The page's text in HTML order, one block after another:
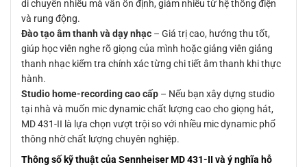
di chuyển nhiều mà vẫn ổn định, giảm nhiễu từ hệ thống điện
và rung động.
Đào tạo âm thanh và dạy nhạc – Giá trị cao, hướng thu tốt,
giúp học viên nghe rõ giọng của mình hoặc giảng viên giảng
thanh nhạc kiểm tra chính xác từng chi tiết âm thanh khi thực
hành.
Studio home-recording cao cấp – Nếu bạn xây dựng studio
tại nhà và muốn mic dynamic chất lượng cao cho giọng hát,
MD 431-II là lựa chọn vượt trội so với nhiều mic dynamic phổ
thông nhờ chất lượng chuyên nghiệp.
Thông số kỹ thuật của Sennheiser MD 431-II và ý nghĩa hỗ